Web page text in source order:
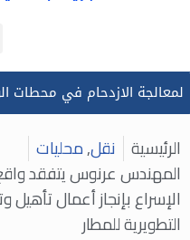
الازدحام في محطات الوقود
الرئيسية نقل,محليات
المهندس عرنوس يتفقد
الإسراع بإنجاز أعمال تأهيل
التطويرية للمطار